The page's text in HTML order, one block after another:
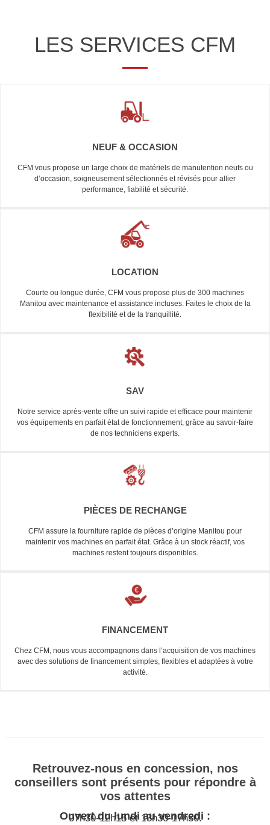
LES SERVICES CFM
NEUF & OCCASION
CFM vous propose un large choix de matériels de manutention neufs ou
d’occasion, soigneusement sélectionnés et révisés pour allier
performance, fiabilité et sécurité.
LOCATION
Courte ou longue durée, CFM vous propose plus de 300 machines
Manitou avec maintenance et assistance incluses. Faites le choix de la
flexibilité et de la tranquillité.
SAV
Notre service après-vente offre un suivi rapide et efficace pour maintenir
vos équipements en parfait état de fonctionnement, grâce au savoir-faire
de nos techniciens experts.
PIÈCES DE RECHANGE
CFM assure la fourniture rapide de pièces d’origine Manitou pour
maintenir vos machines en parfait état. Grâce à un stock réactif, vos
machines restent toujours disponibles.
FINANCEMENT
Chez CFM, nous vous accompagnons dans l’acquisition de vos machines
avec des solutions de financement simples, flexibles et adaptées à votre
activité.
Retrouvez-nous en concession, nos
conseillers sont présents pour répondre à
vos attentes
Ouvert du lundi au vendredi :
07h30-12h15 et 13h30-17h30.